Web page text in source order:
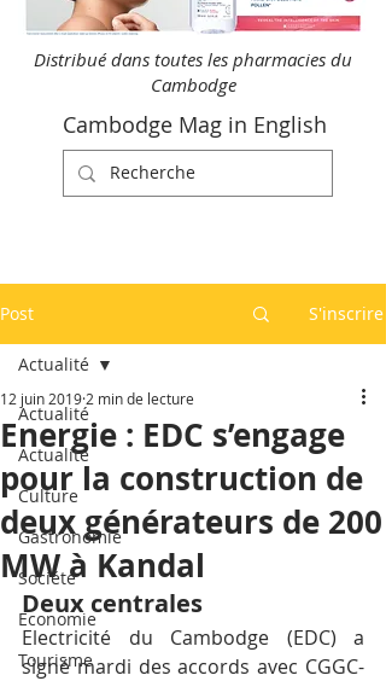
Distribué dans toutes les pharmacies du
Cambodge
Cambodge Mag in English
Post S'inscrire
Actualité
Actualité
Culture
Gastronomie
Société
Economie
Tourisme
Actualité
Energie : EDC s’engage
pour la construction de
deux générateurs de 200
MW à Kandal
12 juin 2019 2 min de lecture
Deux centrales
Electricité du Cambodge (EDC) a
signé mardi des accords avec CGGC-